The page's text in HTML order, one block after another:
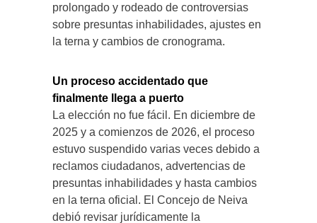
prolongado y rodeado de controversias
sobre presuntas inhabilidades, ajustes en
la terna y cambios de cronograma.
Un proceso accidentado que
finalmente llega a puerto
La elección no fue fácil. En diciembre de
2025 y a comienzos de 2026, el proceso
estuvo suspendido varias veces debido a
reclamos ciudadanos, advertencias de
presuntas inhabilidades y hasta cambios
en la terna oficial. El Concejo de Neiva
debió revisar jurídicamente la